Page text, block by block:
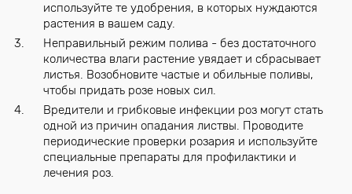
используйте те удобрения, в которых нуждаются
растения в вашем саду.
Неправильный режим полива - без достаточного
количества влаги растение увядает и сбрасывает
листья. Возобновите частые и обильные поливы,
чтобы придать розе новых сил.
Вредители и грибковые инфекции роз могут стать
одной из причин опадания листвы. Проводите
периодические проверки розария и используйте
специальные препараты для профилактики и
лечения роз.